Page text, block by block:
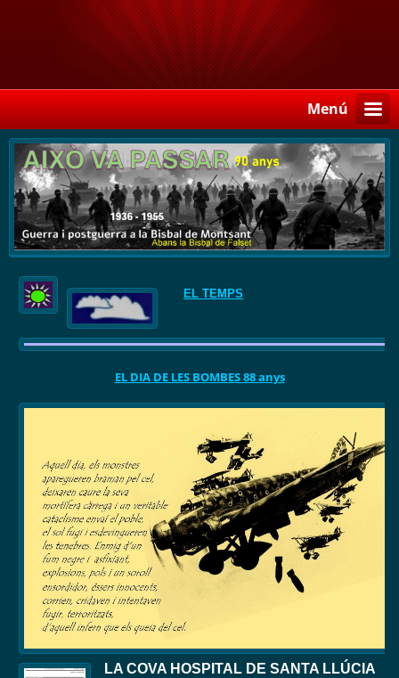
Menú
EL TEMPS
EL DIA DE LES BOMBES 88 anys
LA COVA HOSPITAL DE SANTA LLÚCIA